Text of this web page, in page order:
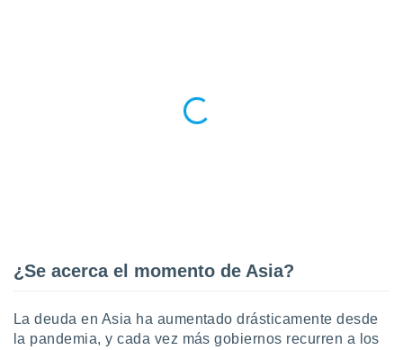
¿Se acerca el momento de Asia?
La deuda en Asia ha aumentado drásticamente desde
la pandemia, y cada vez más gobiernos recurren a los